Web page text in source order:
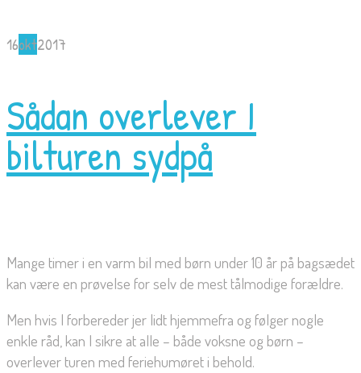
16okt2017
Sådan overlever I
bilturen sydpå
Mange timer i en varm bil med børn under 10 år på bagsædet
kan være en prøvelse for selv de mest tålmodige forældre.
Men hvis I forbereder jer lidt hjemmefra og følger nogle
enkle råd, kan I sikre at alle – både voksne og børn –
overlever turen med feriehumøret i behold.